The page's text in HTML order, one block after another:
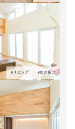
#リビング #吹き抜け